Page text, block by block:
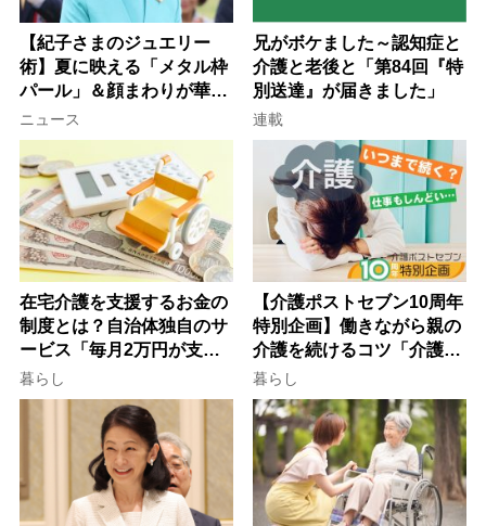
【紀子さまのジュエリー
術】夏に映える「メタル枠
パール」＆顔まわりが華や
ぐ「揺れる一粒」の使い分
け方
ニュース
兄がボケました～認知症と
介護と老後と「第84回『特
別送達』が届きました」
連載
在宅介護を支援するお金の
制度とは？自治体独自のサ
ービス「毎月2万円が支給
される」ケースも【FP解
説】
暮らし
【介護ポストセブン10周年
特別企画】働きながら親の
介護を続けるコツ「介護は
10年以上続くことも…3つ
のフェーズに分けて考えて
みよう」【社会福祉士解
説】
暮らし